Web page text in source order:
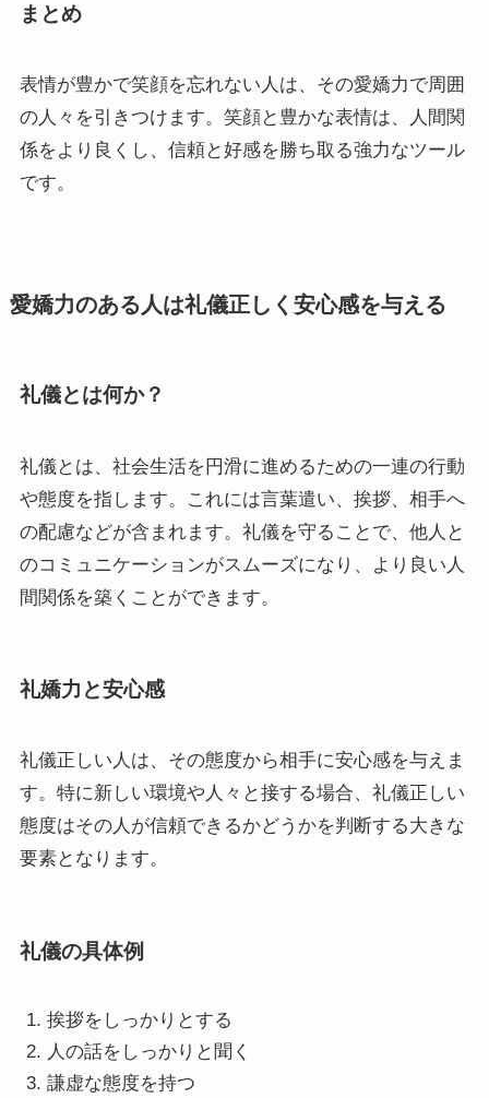
まとめ
表情が豊かで笑顔を忘れない人は、その愛嬌力で周囲
の人々を引きつけます。笑顔と豊かな表情は、人間関
係をより良くし、信頼と好感を勝ち取る強力なツール
です。
愛嬌力のある人は礼儀正しく安心感を与える
礼儀とは何か？
礼儀とは、社会生活を円滑に進めるための一連の行動
や態度を指します。これには言葉遣い、挨拶、相手へ
の配慮などが含まれます。礼儀を守ることで、他人と
のコミュニケーションがスムーズになり、より良い人
間関係を築くことができます。
礼嬌力と安心感
礼儀正しい人は、その態度から相手に安心感を与えま
す。特に新しい環境や人々と接する場合、礼儀正しい
態度はその人が信頼できるかどうかを判断する大きな
要素となります。
礼儀の具体例
挨拶をしっかりとする
人の話をしっかりと聞く
謙虚な態度を持つ